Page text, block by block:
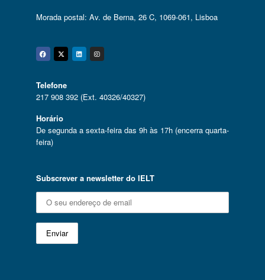
Morada postal: Av. de Berna, 26 C, 1069-061, Lisboa
Facebook
Twitter
Linkedin
Instagram
Telefone
217 908 392 (Ext. 40326/40327)
Horário
De segunda a sexta-feira das 9h às 17h (encerra quarta-
feira)
Subscrever a newsletter do IELT